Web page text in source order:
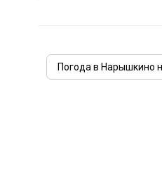
Погода в Нарышкино